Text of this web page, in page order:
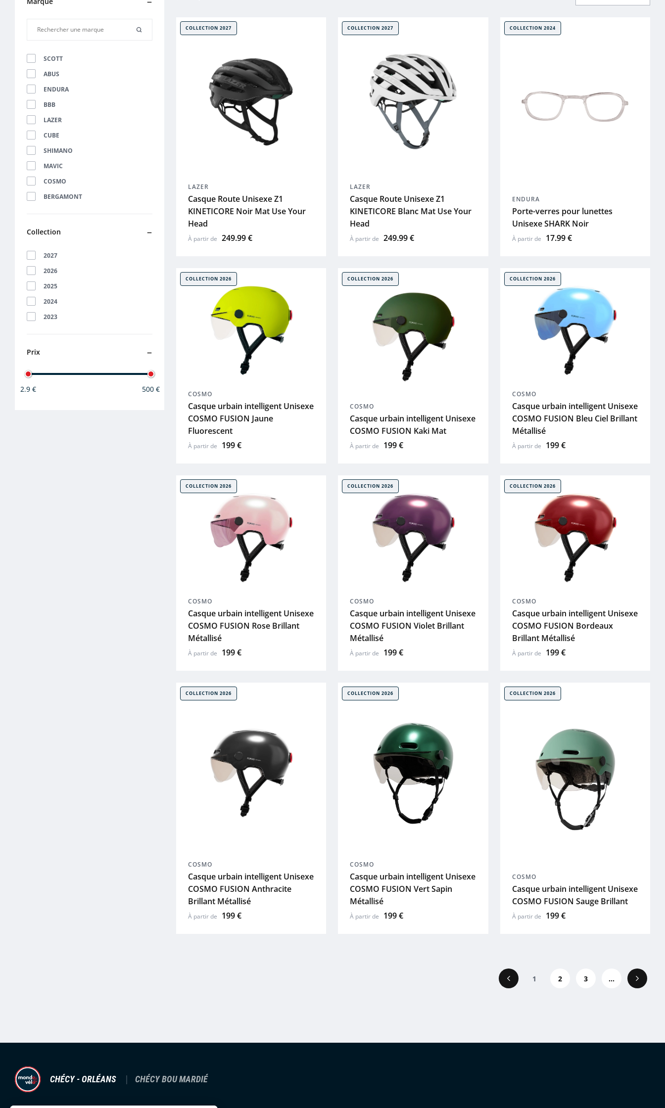
SCOTT
ABUS
ENDURA
BBB
LAZER
CUBE
SHIMANO
MAVIC
COSMO
BERGAMONT
Collection
2027
2026
2025
2024
2023
Prix
2.9 € 500 €
COLLECTION 2027
LAZER
Casque Route Unisexe Z1
KINETICORE Noir Mat Use Your
Head
À partir de 249.99 €
COLLECTION 2027
LAZER
Casque Route Unisexe Z1
KINETICORE Blanc Mat Use Your
Head
À partir de 249.99 €
COLLECTION 2024
ENDURA
Porte-verres pour lunettes
Unisexe SHARK Noir
À partir de 17.99 €
COLLECTION 2026
COSMO
Casque urbain intelligent Unisexe
COSMO FUSION Jaune
Fluorescent
À partir de 199 €
COLLECTION 2026
COSMO
Casque urbain intelligent Unisexe
COSMO FUSION Kaki Mat
À partir de 199 €
COLLECTION 2026
COSMO
Casque urbain intelligent Unisexe
COSMO FUSION Bleu Ciel Brillant
Métallisé
À partir de 199 €
COLLECTION 2026
COSMO
Casque urbain intelligent Unisexe
COSMO FUSION Rose Brillant
Métallisé
À partir de 199 €
COLLECTION 2026
COSMO
Casque urbain intelligent Unisexe
COSMO FUSION Violet Brillant
Métallisé
À partir de 199 €
COLLECTION 2026
COSMO
Casque urbain intelligent Unisexe
COSMO FUSION Bordeaux
Brillant Métallisé
À partir de 199 €
COLLECTION 2026
COSMO
Casque urbain intelligent Unisexe
COSMO FUSION Anthracite
Brillant Métallisé
À partir de 199 €
COLLECTION 2026
COSMO
Casque urbain intelligent Unisexe
COSMO FUSION Vert Sapin
Métallisé
À partir de 199 €
COLLECTION 2026
COSMO
Casque urbain intelligent Unisexe
COSMO FUSION Sauge Brillant
À partir de 199 €
Précédent
1 2 3 ...
Suivant
CHÉCY - ORLÉANS CHÉCY BOU MARDIÉ